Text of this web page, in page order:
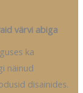
värvi abiga
ka
näinud
disainides.